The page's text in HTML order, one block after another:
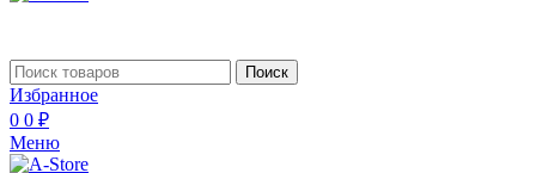
Поиск
Избранное
0 0 ₽
Меню